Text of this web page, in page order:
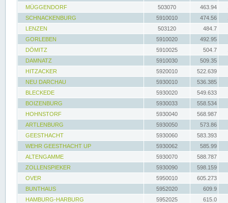
MÜGGENDORF
503070 463.94
SCHNACKENBURG
5910010 474.56
LENZEN
503120
484.7
GORLEBEN
5910020
492.95
DÖMITZ
5910025 504.7
DAMNATZ
5910030
509.35
HITZACKER
5920010
522.639
NEU DARCHAU
5930010
536.385
BLECKEDE
5930020
549.633
BOIZENBURG
5930033
558.534
HOHNSTORF
5930040
568.987
ARTLENBURG
5930050
573.86
GEESTHACHT
5930060
583.393
WEHR GEESTHACHT UP
5930062
585.99
ALTENGAMME
5930070
588.787
ZOLLENSPIEKER
5930090
598.159
OVER
5950010
605.273
BUNTHAUS
5952020
609.9
HAMBURG-HARBURG
5952025
615.0